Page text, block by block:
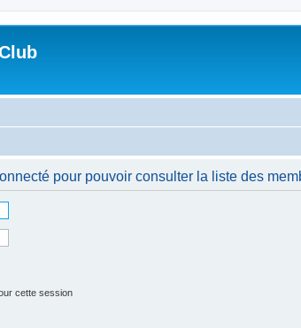
pour pouvoir consulter la liste des
cette session